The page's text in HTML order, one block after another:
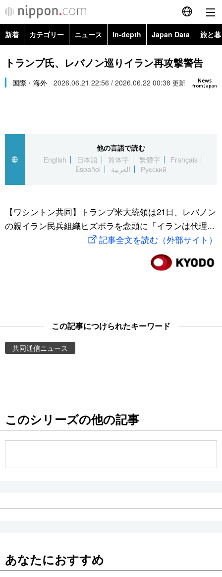
English
简体字
繁體字
العربية
社会
スポーツ・東京2020
旅と暮らし
Images
新着 カテゴリー ニュース In-depth Japan Data 旅と
政治・外交
経済・ビジネス
社会
文化
科学・技術
暮らし
Topics
Images
お知らせ
トランプ氏、レバノン巡りイラン再攻撃警告
News
from Japan
国際・海外 2026.06.21 22:56 / 2026.06.22 00:38 更新
他の言語で読む
English
日本語 简体字 繁體字
Français
Español
العربية Русский
【ワシントン共同】トランプ米大統領は21日、レバノン
の親イラン民兵組織ヒズボラを念頭に「イランは代理...
記事全文を読む（外部サイト）
この記事につけられたキーワード
共同通信ニュース
このシリーズの他の記事
あなたにおすすめ